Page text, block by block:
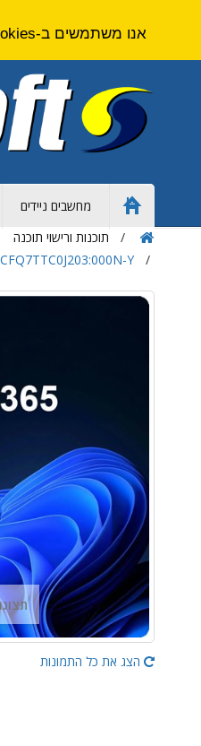
Home
Page
מחשבים ניידים
תוכנות ורישוי תוכנה
Y
הצג את כל התמונות
אנו משתמשים ב-Cookies כדי לשפר את החוויה שלכם באתר. על ידי גלישה באתר זה אתם מסכימים ל